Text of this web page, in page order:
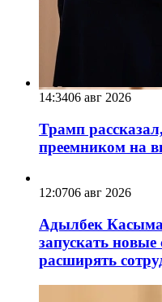
14:3406 авг 2026
Трамп
преемником на
12:0706 авг 2026
Адылбек
запускать
расширять